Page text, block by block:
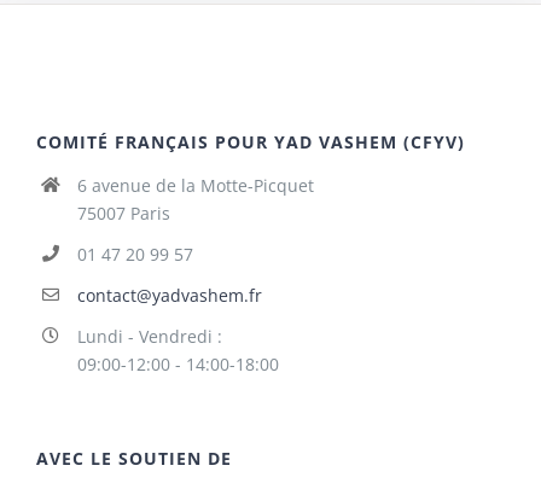
COMITÉ FRANÇAIS POUR YAD VASHEM (CFYV)
6 avenue de la Motte-Picquet
75007 Paris
01 47 20 99 57
contact@yadvashem.fr
Lundi - Vendredi :
09:00-12:00 - 14:00-18:00
AVEC LE SOUTIEN DE